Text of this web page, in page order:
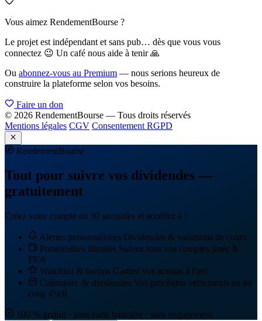
Vous aimez RendementBourse ?
Le projet est indépendant et sans pub… dès que vous vous
connectez 😉 Un café nous aide à tenir 🙏
Ou abonnez-vous au Premium — nous serions heureux de
construire la plateforme selon vos besoins.
Faire un don
© 2026 RendementBourse — Tous droits réservés
Mentions légales CGV Consentement RGPD
RendementBourse
Tout pour suivre vos dividendes —
gratuitement
Créez votre compte en 30 secondes et accédez à :
Alertes personnalisées Dividendes & variations de cours
Portefeuilles illimités Suivez tous vos comptes titres &
PEA
Watchlist & favoris Gardez vos actions à l'œil
Calendrier de dividendes Vos prochains versements en un
coup d'œil
100 % gratuit · sans carte bancaire · sans engagement